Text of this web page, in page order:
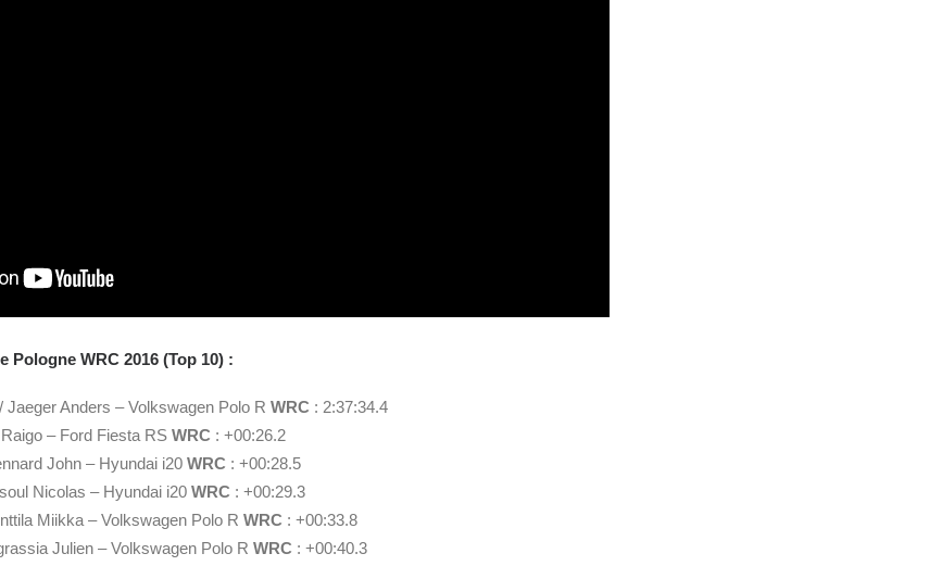
Pologne WRC 2016 (Top 10) :
Jaeger Anders – Volkswagen Polo R WRC : 2:37:34.4
– Ford Fiesta RS WRC : +00:26.2
John – Hyundai i20 WRC : +00:28.5
Nicolas – Hyundai i20 WRC : +00:29.3
Miikka – Volkswagen Polo R WRC : +00:33.8
Julien – Volkswagen Polo R WRC : +00:40.3